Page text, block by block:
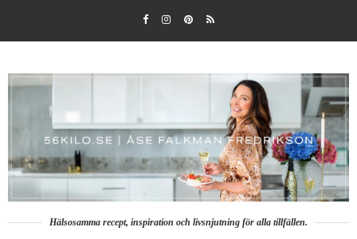
Hälsosamma recept, inspiration och livsnjutning för alla tillfällen.